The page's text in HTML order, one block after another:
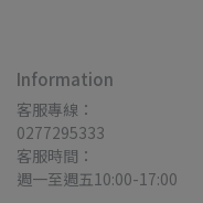
Information
客服專線：
0277295333
客服時間：
週一至週五10:00-17:00